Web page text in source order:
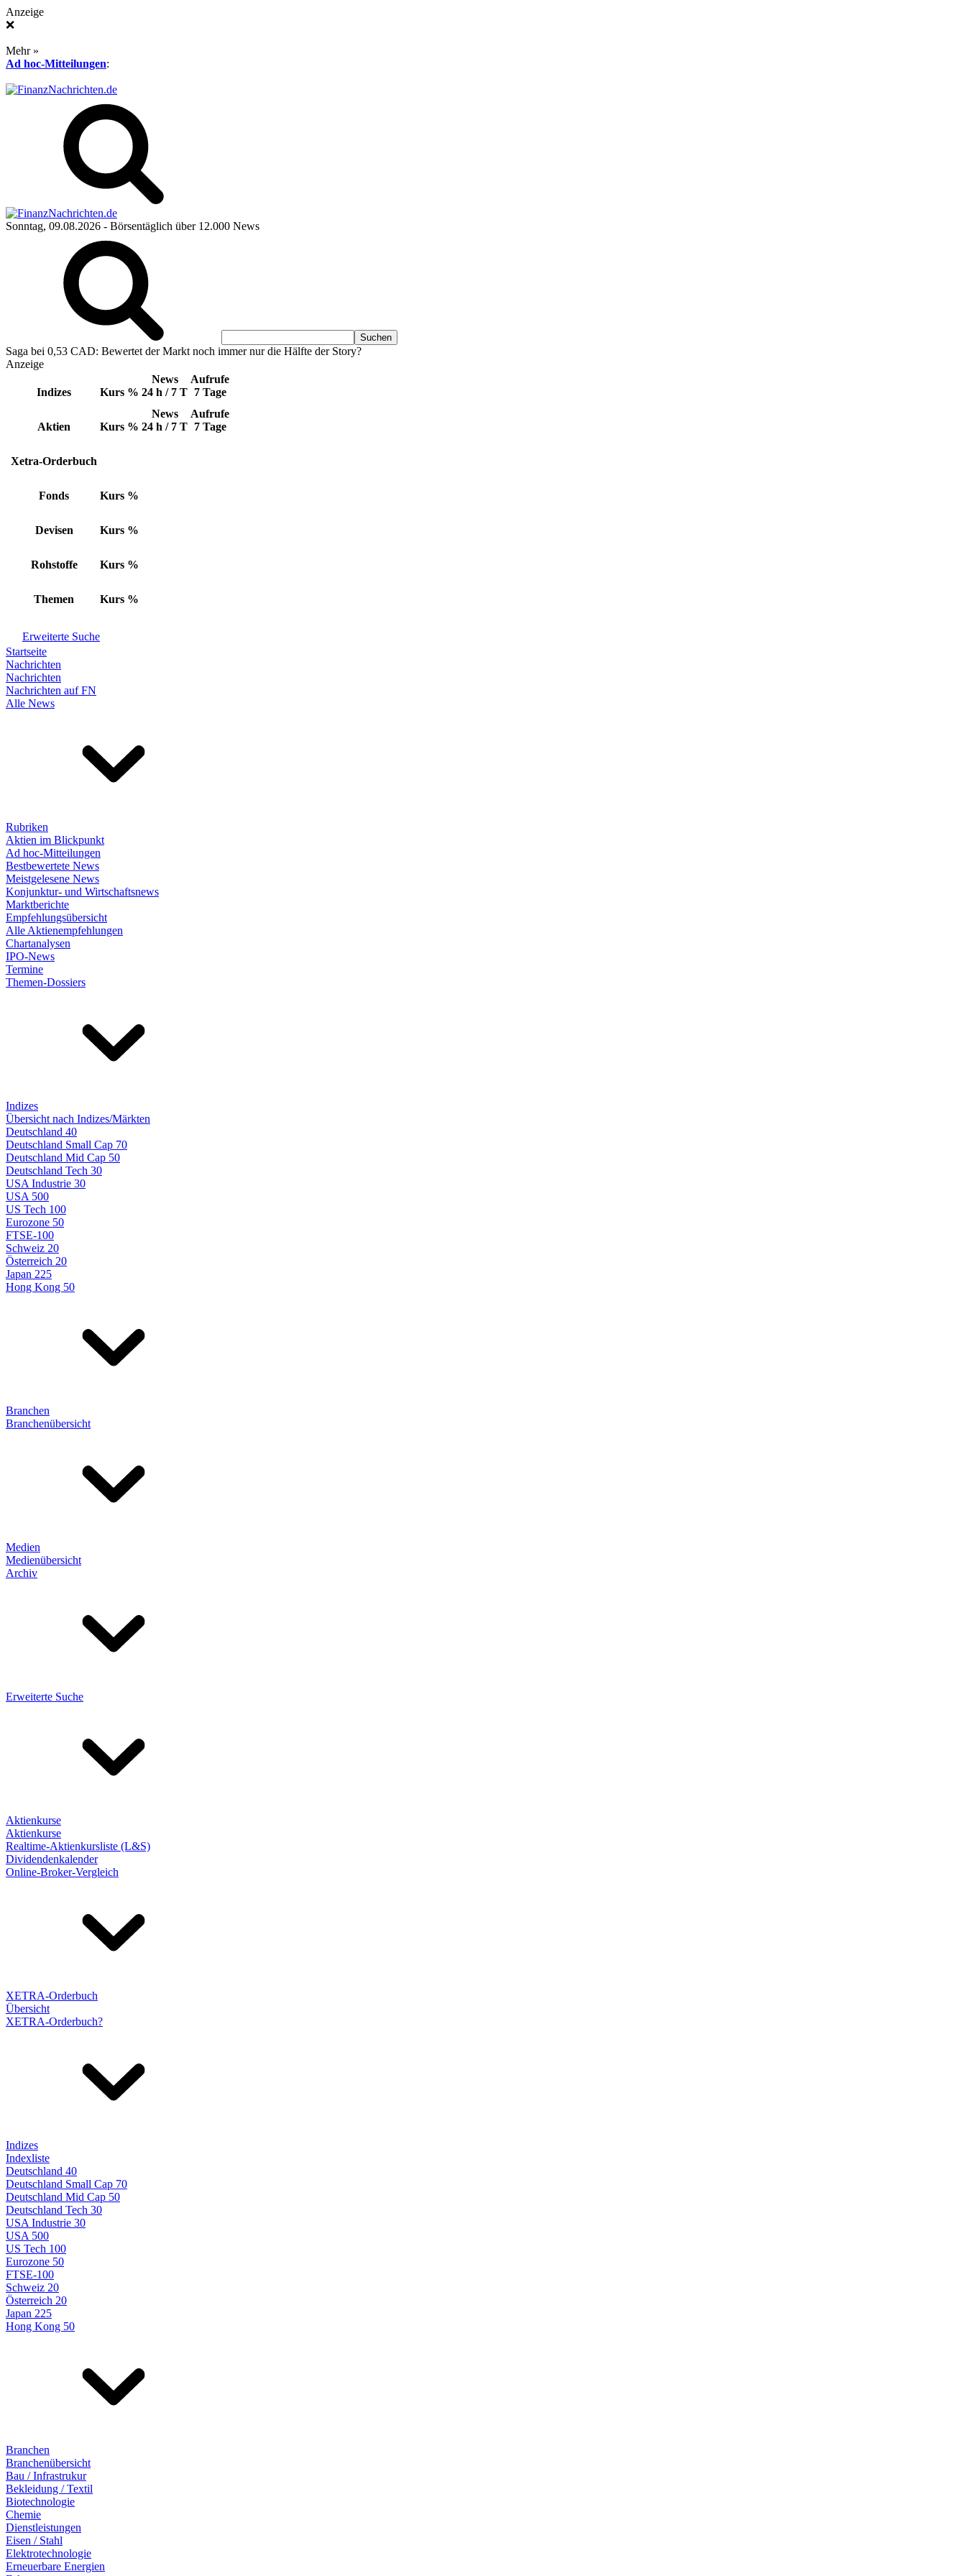
Anzeige
❌
Mehr »
Ad hoc-Mitteilungen:
Sonntag, 09.08.2026 - Börsentäglich über 12.000 News
Saga bei 0,53 CAD: Bewertet der Markt noch immer nur die Hälfte der Story?
Anzeige
Indizes Kurs %
News
24 h / 7 T
Aufrufe
7 Tage
Aktien Kurs %
News
24 h / 7 T
Aufrufe
7 Tage
Xetra-Orderbuch
Fonds Kurs %
Devisen Kurs %
Rohstoffe Kurs %
Themen Kurs %
Erweiterte Suche
Startseite
Nachrichten
Nachrichten
Nachrichten auf FN
Alle News
Rubriken
Aktien im Blickpunkt
Ad hoc-Mitteilungen
Bestbewertete News
Meistgelesene News
Konjunktur- und Wirtschaftsnews
Marktberichte
Empfehlungsübersicht
Alle Aktienempfehlungen
Chartanalysen
IPO-News
Termine
Themen-Dossiers
Indizes
Übersicht nach Indizes/Märkten
Deutschland 40
Deutschland Small Cap 70
Deutschland Mid Cap 50
Deutschland Tech 30
USA Industrie 30
USA 500
US Tech 100
Eurozone 50
FTSE-100
Schweiz 20
Österreich 20
Japan 225
Hong Kong 50
Branchen
Branchenübersicht
Medien
Medienübersicht
Archiv
Erweiterte Suche
Aktienkurse
Aktienkurse
Realtime-Aktienkursliste (L&S)
Dividendenkalender
Online-Broker-Vergleich
XETRA-Orderbuch
Übersicht
XETRA-Orderbuch?
Indizes
Indexliste
Deutschland 40
Deutschland Small Cap 70
Deutschland Mid Cap 50
Deutschland Tech 30
USA Industrie 30
USA 500
US Tech 100
Eurozone 50
FTSE-100
Schweiz 20
Österreich 20
Japan 225
Hong Kong 50
Branchen
Branchenübersicht
Bau / Infrastrukur
Bekleidung / Textil
Biotechnologie
Chemie
Dienstleistungen
Eisen / Stahl
Elektrotechnologie
Erneuerbare Energien